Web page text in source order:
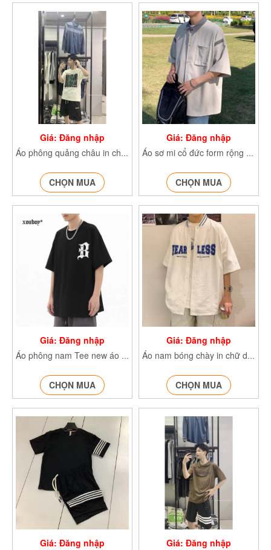
Giá: Đăng nhập
Áo phông quảng châu in chữ áo thun cộc tay cổ tròn form rộng 15205
CHỌN MUA
Giá: Đăng nhập
Áo sơ mi cổ đức form rộng quảng châu 643
CHỌN MUA
Giá: Đăng nhập
Áo phông nam Tee new áo thun nam chất cotton mịn 100% form rộng cổ tròn cộc tay mặc đi làm, đi chơi
CHỌN MUA
Giá: Đăng nhập
Áo nam bóng chày in chữ dáng rộng
CHỌN MUA
Giá: Đăng nhập Giá: Đăng nhập